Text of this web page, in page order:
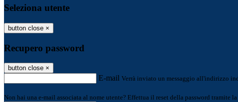
Seleziona utente
button close ×
Recupero password
button close ×
E-mail Verrà inviato un messaggio all'indirizzo
Non hai una e-mail associata al nome utente? Effettua il reset della password tramite la